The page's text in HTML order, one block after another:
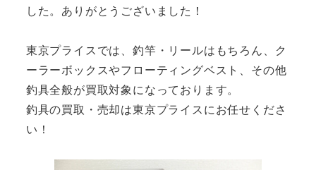
した。ありがとうございました！
東京プライスでは、釣竿・リールはもちろん、ク
ーラーボックスやフローティングベスト、その他
釣具全般が買取対象になっております。
釣具の買取・売却は東京プライスにお任せくださ
い！